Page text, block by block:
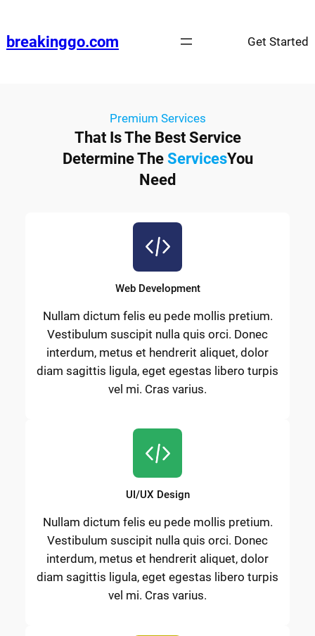
breakinggo.com Get Started
Premium Services
That Is The Best Service
Determine The ServicesYou
Need
Web Development
Nullam dictum felis eu pede mollis pretium.
Vestibulum suscipit nulla quis orci. Donec
interdum, metus et hendrerit aliquet, dolor
diam sagittis ligula, eget egestas libero turpis
vel mi. Cras varius.
UI/UX Design
Nullam dictum felis eu pede mollis pretium.
Vestibulum suscipit nulla quis orci. Donec
interdum, metus et hendrerit aliquet, dolor
diam sagittis ligula, eget egestas libero turpis
vel mi. Cras varius.